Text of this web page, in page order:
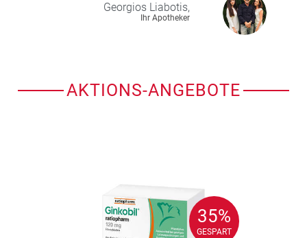
Georgios Liabotis,
Ihr Apotheker
AKTIONS-ANGEBOTE
35%
GESPART
35%
GESPART